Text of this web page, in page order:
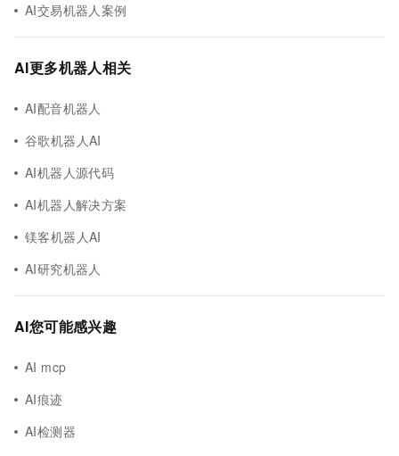
AI交易机器人案例
AI更多机器人相关
AI配音机器人
谷歌机器人AI
AI机器人源代码
AI机器人解决方案
镁客机器人AI
AI研究机器人
AI您可能感兴趣
AI mcp
AI痕迹
AI检测器